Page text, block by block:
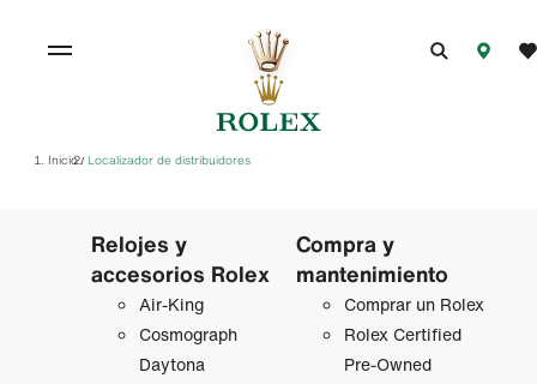
Inicio/ Localizador de distribuidores
Relojes y
accesorios Rolex
Air‑King
Cosmograph
Daytona
Compra y
mantenimiento
Comprar un Rolex
Rolex Certified
Pre-Owned